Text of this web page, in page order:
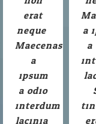
erat
neque.
Maecenas
a
ipsum
a odio
interdum
a